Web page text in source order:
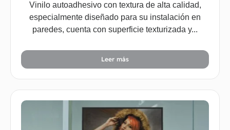
Vinilo autoadhesivo con textura de alta calidad,
especialmente diseñado para su instalación en
paredes, cuenta con superficie texturizada y...
Leer más